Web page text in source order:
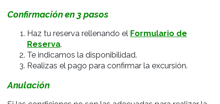
Confirmación en 3 pasos
Haz tu reserva rellenando el Formulario de
Reserva.
Te indicamos la disponibilidad.
Realizas el pago para confirmar la excursión.
Anulación